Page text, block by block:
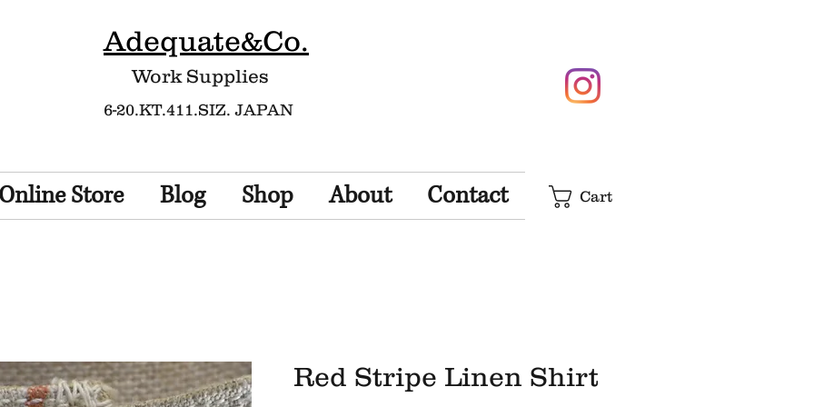
Adequate&Co.
Work Supplies​
6-20.KT.411.SIZ. JAPAN
Store Blog Shop About Contact Cart
Red Stripe Linen Shirt